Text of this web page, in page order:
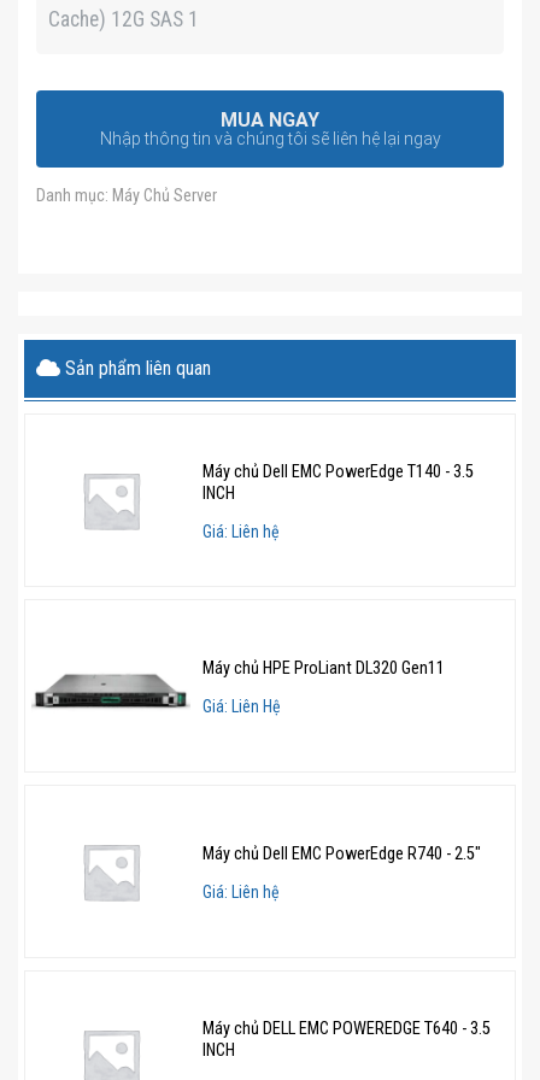
Cache) 12G SAS 1
MUA NGAY
Nhập thông tin và chúng tôi sẽ liên hệ lại ngay
Danh mục: Máy Chủ Server
Sản phẩm liên quan
Máy chủ Dell EMC PowerEdge T140 - 3.5
INCH
Giá: Liên hệ
Máy chủ HPE ProLiant DL320 Gen11
Giá: Liên Hệ
Máy chủ Dell EMC PowerEdge R740 - 2.5"
Giá: Liên hệ
Máy chủ DELL EMC POWEREDGE T640 - 3.5
INCH